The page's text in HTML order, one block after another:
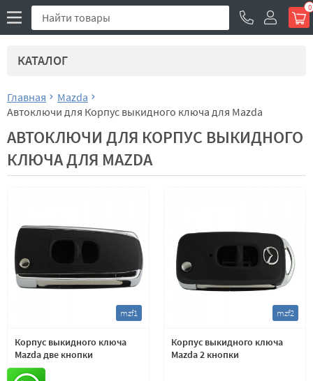
0
КАТАЛОГ
Главная
Mazda
Автоключи для Корпус выкидного ключа для Mazda
АВТОКЛЮЧИ ДЛЯ КОРПУС ВЫКИДНОГО
КЛЮЧА ДЛЯ MAZDA
mzf1
Корпус выкидного ключа
Mazda две кнопки
mzf2
Корпус выкидного ключа
Mazda 2 кнопки